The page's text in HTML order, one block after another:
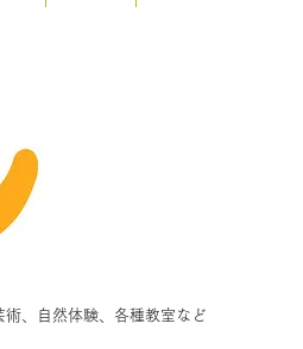
、自然体験、各種教室など